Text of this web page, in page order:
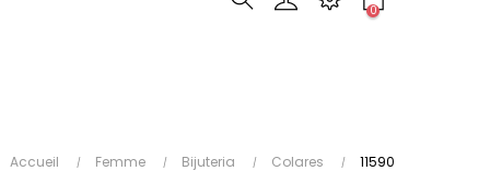
0
Accueil Femme Bijuteria Colares 11590